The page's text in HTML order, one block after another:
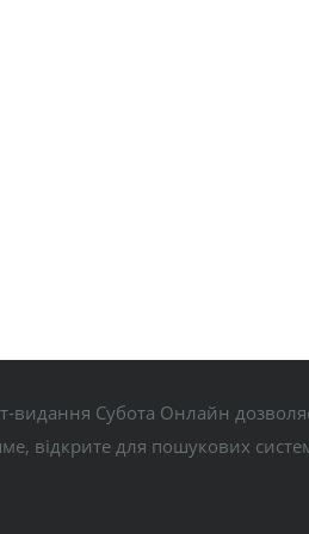
видання Субота Онлайн
відкрите для пошукових